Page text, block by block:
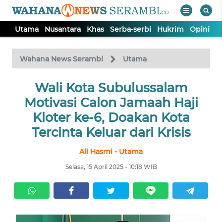
Utama Nusantara Khas Serba-serbi Hukrim Opini
Wahana News Serambi Utama
Wali Kota Subulussalam
Motivasi Calon Jamaah Haji
Kloter ke-6, Doakan Kota
Tercinta Keluar dari Krisis
Ali Hasmi - Utama
Selasa, 15 April 2025 - 10:18 WIB
TV
Tutup
UTAMA
NUSANTARA
SERBI